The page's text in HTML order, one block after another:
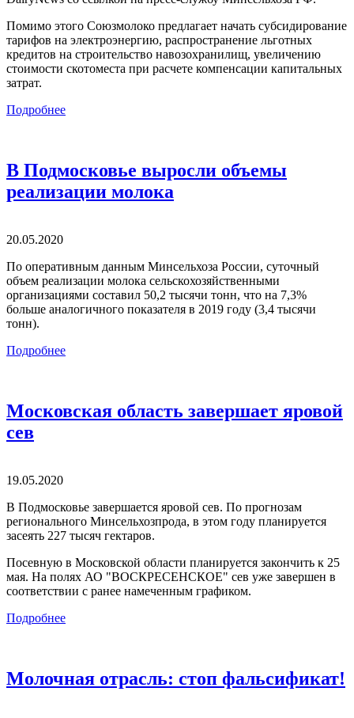
Помимо этого Союзмолоко предлагает начать субсидирование
тарифов на электроэнергию, распространение льготных
кредитов на строительство навозохранилищ, увеличению
стоимости скотоместа при расчете компенсации капитальных
затрат.
Подробнее
В Подмосковье выросли объемы
реализации молока
20.05.2020
По оперативным данным Минсельхоза России, суточный
объем реализации молока сельскохозяйственными
организациями составил 50,2 тысячи тонн, что на 7,3%
больше аналогичного показателя в 2019 году (3,4 тысячи
тонн).
Подробнее
Московская область завершает яровой
сев
19.05.2020
В Подмосковье завершается яровой сев. По прогнозам
регионального Минсельхозпрода, в этом году планируется
засеять 227 тысяч гектаров.
Посевную в Московской области планируется закончить к 25
мая. На полях АО "ВОСКРЕСЕНСКОЕ" сев уже завершен в
соответствии с ранее намеченным графиком.
Подробнее
Молочная отрасль: стоп фальсификат!